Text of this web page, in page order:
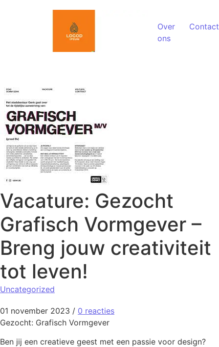
Over
ons
Contact
Vacature: Gezocht
Grafisch Vormgever –
Breng jouw creativiteit
tot leven!
Uncategorized
01 november 2023 / 0 reacties
Gezocht: Grafisch Vormgever
Ben jij een creatieve geest met een passie voor design?